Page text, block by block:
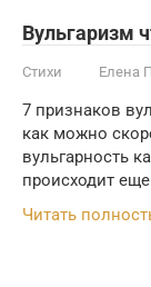
Вульгаризм
Стихи Елена
7 признаков
как можно
вульгарность
происходит
Читать